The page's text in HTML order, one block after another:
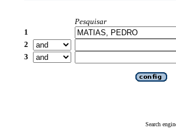
Pesquisar
1
2
3
Search